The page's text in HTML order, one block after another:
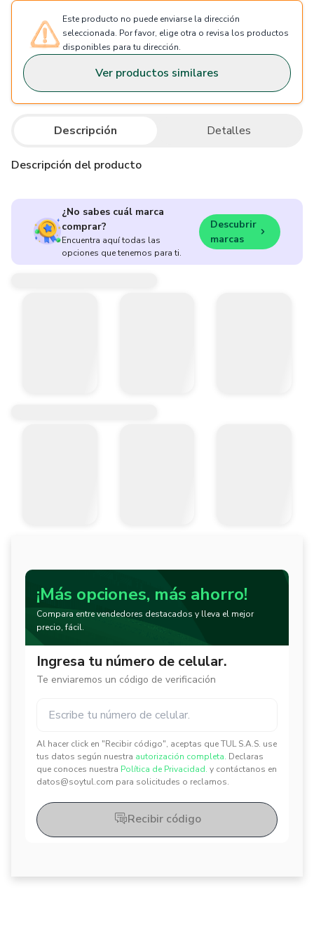
Este producto no puede enviarse la dirección
seleccionada. Por favor, elige otra o revisa los productos
disponibles para tu dirección.
Ver productos similares
Descripción Detalles
Descripción del producto
¿No sabes cuál marca
comprar?
Encuentra aquí todas las
opciones que tenemos para ti.
Descubrir
marcas
¡Más opciones, más ahorro!
Compara entre vendedores destacados y lleva el mejor
precio, fácil.
Ingresa tu número de celular.
Te enviaremos un código de verificación
Al hacer click en "Recibir código", aceptas que TUL S.A.S. use
tus datos según nuestra autorización completa. Declaras
que conoces nuestra Política de Privacidad. y contáctanos en
datos@soytul.com para solicitudes o reclamos.
✕
✕
Recibir código